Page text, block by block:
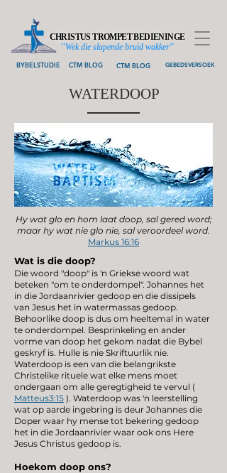
CHRISTUS TROMPET BEDIENINGE
''Wek die slapende bruid wakker''
GEBEDSVERSOEK
BYBELSTUDIE CTM BLOG
CTM BLOG
WATERDOOP
Hy wat glo en hom laat doop, sal gered word;
maar hy wat nie glo nie, sal veroordeel word.
Markus 16:16
Wat is die doop?
Die woord "doop" is 'n Griekse woord wat
beteken "om te onderdompel". Johannes het
in die Jordaanrivier gedoop en die dissipels
van Jesus het in watermassas gedoop.
Behoorlike doop is dus om heeltemal in water
te onderdompel. Besprinkeling en ander
vorme van doop het gekom nadat die Bybel
geskryf is. Hulle is nie Skriftuurlik nie.
Waterdoop is een van die belangrikste
Christelike rituele wat elke mens moet
ondergaan om alle geregtigheid te vervul (
Matteus3:15 ). Waterdoop was 'n leerstelling
wat op aarde ingebring is deur Johannes die
Doper waar hy mense tot bekering gedoop
het in die Jordaanrivier waar ook ons Here
Jesus Christus gedoop is.
Hoekom doop ons?